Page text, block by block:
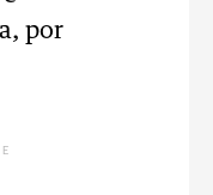
por